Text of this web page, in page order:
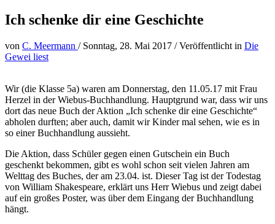
Ich schenke dir eine Geschichte
von C. Meermann / Sonntag, 28. Mai 2017 /Veröffentlicht in Die
Gewei liest
Wir (die Klasse 5a) waren am Donnerstag, den 11.05.17 mit Frau
Herzel in der Wiebus-Buchhandlung. Hauptgrund war, dass wir uns
dort das neue Buch der Aktion „Ich schenke dir eine Geschichte“
abholen durften; aber auch, damit wir Kinder mal sehen, wie es in
so einer Buchhandlung aussieht.
Die Aktion, dass Schüler gegen einen Gutschein ein Buch
geschenkt bekommen, gibt es wohl schon seit vielen Jahren am
Welttag des Buches, der am 23.04. ist. Dieser Tag ist der Todestag
von William Shakespeare, erklärt uns Herr Wiebus und zeigt dabei
auf ein großes Poster, was über dem Eingang der Buchhandlung
hängt.